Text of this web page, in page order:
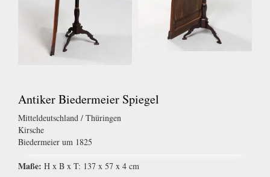
Antiker Biedermeier Spiegel
Mitteldeutschland / Thüringen
Kirsche
Biedermeier um 1825
Maße: H x B x T: 137 x 57 x 4 cm